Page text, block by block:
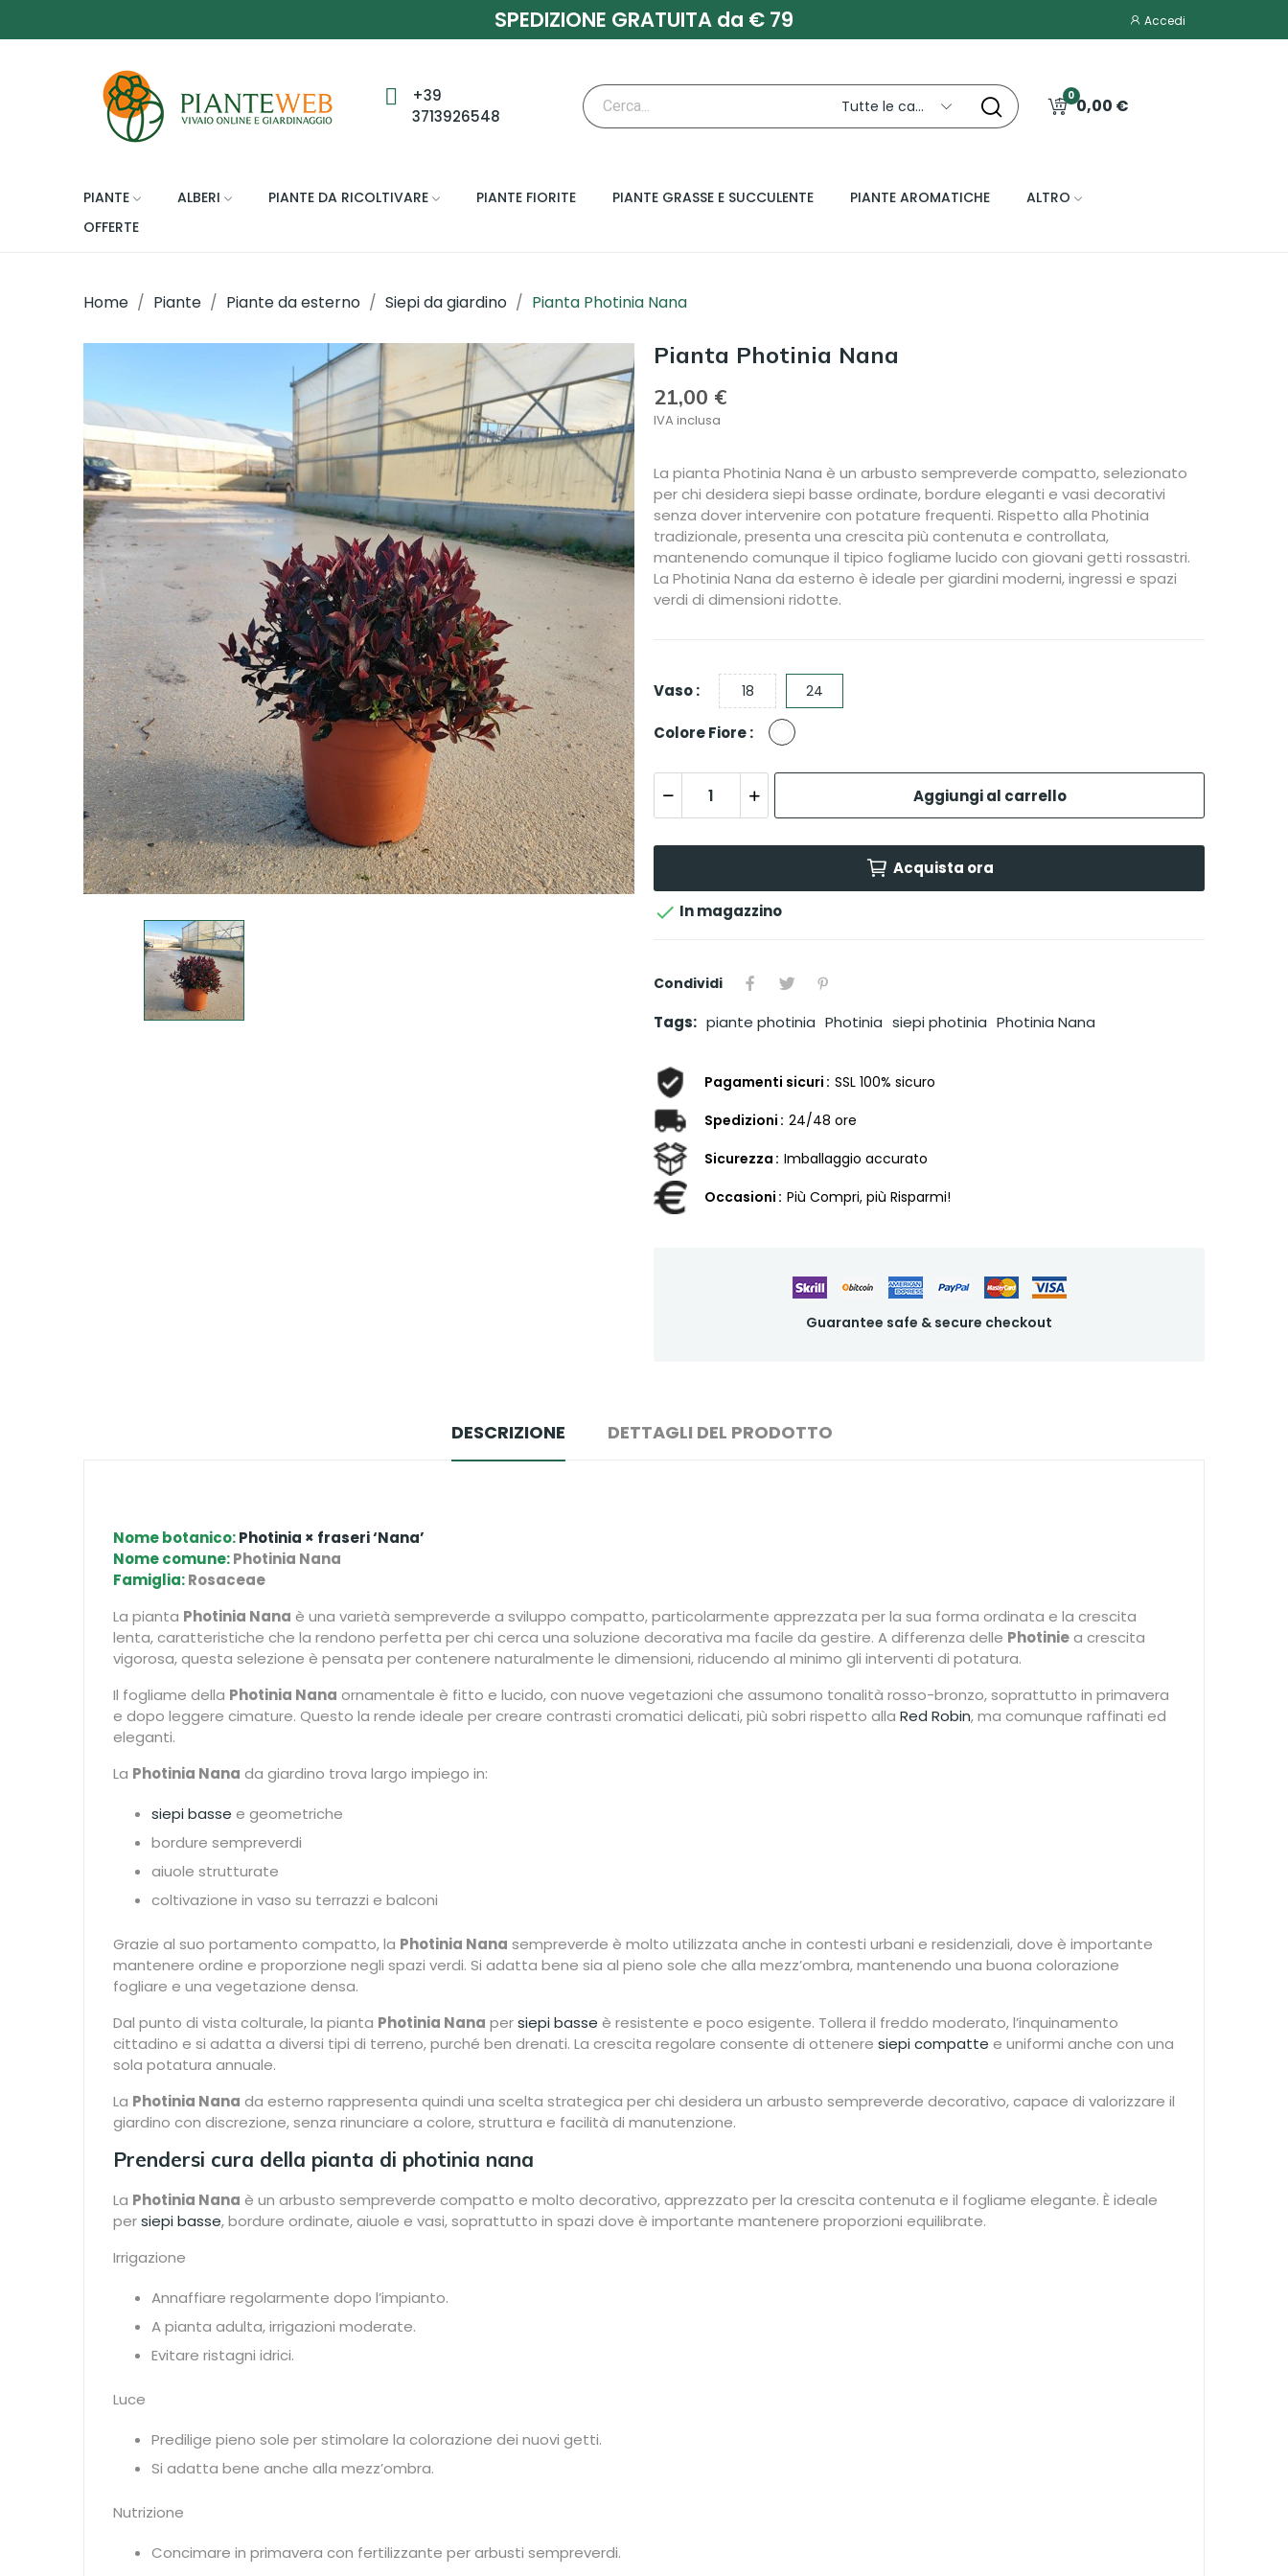
SPEDIZIONE GRATUITA da € 79 Accedi
+39
3713926548
Tutte le categorie 0,00 €
0
PIANTE ALBERI PIANTE DA RICOLTIVARE PIANTE FIORITE PIANTE GRASSE E SUCCULENTE PIANTE AROMATICHE
ALTRO
OFFERTE
Home Piante Piante da esterno Siepi da giardino Pianta Photinia Nana
Pianta Photinia Nana
21,00 €
IVA inclusa
La pianta Photinia Nana è un arbusto sempreverde compatto, selezionato
per chi desidera siepi basse ordinate, bordure eleganti e vasi decorativi
senza dover intervenire con potature frequenti. Rispetto alla Photinia
tradizionale, presenta una crescita più contenuta e controllata,
mantenendo comunque il tipico fogliame lucido con giovani getti rossastri.
La Photinia Nana da esterno è ideale per giardini moderni, ingressi e spazi
verdi di dimensioni ridotte.
Vaso : 18 24
Colore Fiore : Bianco
Aggiungi al carrello
Acquista ora
 In magazzino
Condividi
Tags: piante photinia Photinia siepi photinia Photinia Nana
Pagamenti sicuri SSL 100% sicuro
Spedizioni 24/48 ore
Sicurezza Imballaggio accurato
Occasioni Più Compri, più Risparmi!
Guarantee safe & secure checkout
DESCRIZIONE DETTAGLI DEL PRODOTTO
Nome botanico:Photinia × fraseri ‘Nana’
Nome comune:Photinia Nana
Famiglia:Rosaceae
La pianta Photinia Nana è una varietà sempreverde a sviluppo compatto, particolarmente apprezzata per la sua forma ordinata e la crescita
lenta, caratteristiche che la rendono perfetta per chi cerca una soluzione decorativa ma facile da gestire. A differenza delle Photiniea crescita
vigorosa, questa selezione è pensata per contenere naturalmente le dimensioni, riducendo al minimo gli interventi di potatura.
Il fogliame della Photinia Nana ornamentale è fitto e lucido, con nuove vegetazioni che assumono tonalità rosso-bronzo, soprattutto in primavera
e dopo leggere cimature. Questo la rende ideale per creare contrasti cromatici delicati, più sobri rispetto alla Red Robin, ma comunque raffinati ed
eleganti.
La Photinia Nana da giardino trova largo impiego in:
siepi basse e geometriche
bordure sempreverdi
aiuole strutturate
coltivazione in vaso su terrazzi e balconi
Grazie al suo portamento compatto, la Photinia Nana sempreverde è molto utilizzata anche in contesti urbani e residenziali, dove è importante
mantenere ordine e proporzione negli spazi verdi. Si adatta bene sia al pieno sole che alla mezz’ombra, mantenendo una buona colorazione
fogliare e una vegetazione densa.
Dal punto di vista colturale, la pianta Photinia Nana persiepi basse è resistente e poco esigente. Tollera il freddo moderato, l’inquinamento
cittadino e si adatta a diversi tipi di terreno, purché ben drenati. La crescita regolare consente di ottenere siepi compatte e uniformi anche con una
sola potatura annuale.
La Photinia Nana da esterno rappresenta quindi una scelta strategica per chi desidera un arbusto sempreverde decorativo, capace di valorizzare il
giardino con discrezione, senza rinunciare a colore, struttura e facilità di manutenzione.
Prendersi cura della pianta di photinia nana
La Photinia Nana è un arbusto sempreverde compatto e molto decorativo, apprezzato per la crescita contenuta e il fogliame elegante. È ideale
persiepi basse, bordure ordinate, aiuole e vasi, soprattutto in spazi dove è importante mantenere proporzioni equilibrate.
Irrigazione
Annaffiare regolarmente dopo l’impianto.
A pianta adulta, irrigazioni moderate.
Evitare ristagni idrici.
Luce
Predilige pieno sole per stimolare la colorazione dei nuovi getti.
Si adatta bene anche alla mezz’ombra.
Nutrizione
Concimare in primavera con fertilizzante per arbusti sempreverdi.